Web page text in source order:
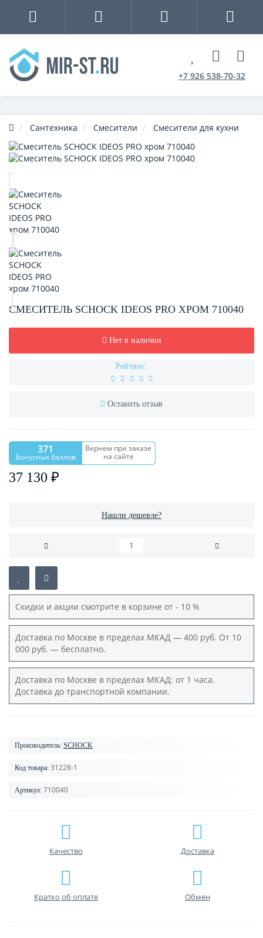
+7 926 538-70-32
Сантехника Смесители Смесители для кухни
СМЕСИТЕЛЬ SCHOCK IDEOS PRO ХРОМ 710040
Нет в наличии
Рейтинг:
Оставить отзыв
371
Бонусных баллов
Вернем при заказе
на сайте
37 130 ₽
Нашли дешевле?
Скидки и акции смотрите в корзине от - 10 %
Доставка по Москве в пределах МКАД — 400 руб. От 10
000 руб. — бесплатно.
Доставка по Москве в пределах МКАД: от 1 часа.
Доставка до транспортной компании.
Производитель: SCHOCK
Код товара: 31228-1
Артикул: 710040
Качество Доставка
Кратко об оплате Обмен